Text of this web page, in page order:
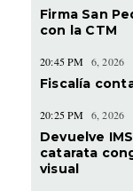
Firma San
con la CTM
20:45 PM 6, 2026
Fiscalía
20:25 PM 6, 2026
Devuelve
catarata
visual